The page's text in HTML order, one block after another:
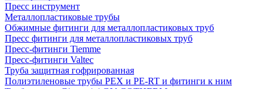
Пресс инструмент
Металлопластиковые трубы
Обжимные фитинги для металлопластиковых труб
Пресс фитинги для металлопластиковых труб
Пресс-фитинги Tiemme
Пресс-фитинги Valtec
Труба защитная гофрированная
Полиэтиленовые трубы PEX и PE-RT и фитинги к ним